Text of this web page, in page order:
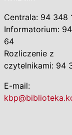
Centrala: 94 348
Informatorium:
64
Rozliczenie z
czytelnikami: 94
E-mail: